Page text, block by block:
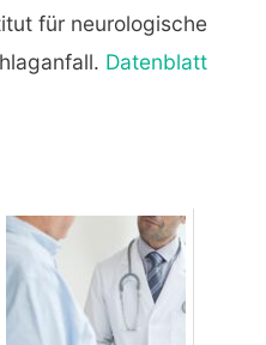
für neurologische
Datenblatt